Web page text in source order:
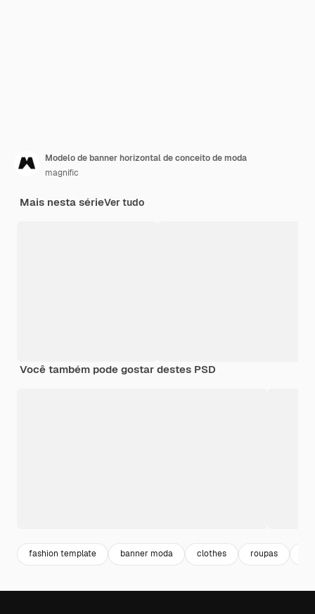
Modelo de banner horizontal de conceito de moda
magnific
Mais nesta sérieVer tudo
Você também pode gostar destes PSD
fashion template banner moda clothes roupas